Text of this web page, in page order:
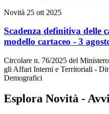
Novità 25 ott 2025
Scadenza definitiva delle
modello cartaceo - 3
Circolare n. 76/2025 del
gli Affari Interni e Territoriali -
Demografici
Esplora Novità -